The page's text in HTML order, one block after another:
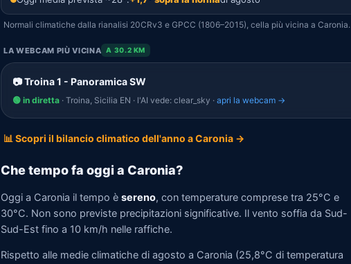
Normali climatiche dalla rianalisi 20CRv3 e GPCC (1806–2015), cella più vicina a Caronia.
LA WEBCAM PIÙ VICINA A 30.2 KM
📷 Troina 1 - Panoramica SW
🟢 in diretta · Troina, Sicilia EN · l'AI vede: clear_sky · apri la webcam →
📊 Scopri il bilancio climatico dell'anno a Caronia →
Che tempo fa oggi a Caronia?
Oggi a Caronia il tempo è sereno, con temperature comprese tra 25°C e
30°C. Non sono previste precipitazioni significative. Il vento soffia da Sud-
Sud-Est fino a 10 km/h nelle raffiche.
Rispetto alle medie climatiche di agosto a Caronia (25,8°C di temperatura